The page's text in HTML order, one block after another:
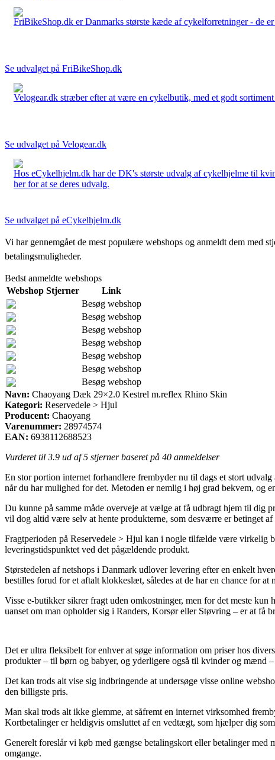
FriBikeShop.dk er Danmarks største kæde af cykelforretninger - de
Se udvalget på FriBikeShop.dk
Velogear.dk stræber efter at være en cykelbutik, med et godt
Se udvalget på Velogear.dk
Hos eCykelhjelm.dk har de DK's største udvalg af cykelhjelme til
her for at se deres udvalg.
Se udvalget på eCykelhjelm.dk
Vi har gennemgået de mest populære webshops og anmeldt dem med
betalingsmuligheder.
Bedst anmeldte webshops
Webshop Stjerner
Link
Besøg webshop
Besøg webshop
Besøg webshop
Besøg webshop
Besøg webshop
Besøg webshop
Besøg webshop
Navn: Chaoyang Dæk 29×2.0 Kestrel m.reflex Rhino Skin
Kategori: Reservedele > Hjul
Producent: Chaoyang
Varenummer: 28974574
EAN: 6938112688523
Vurderet til 3.9 ud af 5 stjerner baseret på 40 anmeldelser
En stor portion internet forhandlere frembyder nu til dags et stort
når du har mulighed for det. Metoden er nemlig i høj grad bekvem, og
Du kunne på samme måde overveje at vælge at få udbragt hjem til dig
vil dog altid være selv at hente produkterne, som desværre er betinget
Fragtperioden på Reservedele > Hjul kan i nogle tilfælde være virkelig
leveringstidspunktet ved det pågældende produkt.
Størstedelen af netshops i Danmark udlover levering efter en enkelt
bestilles forud for et aftalt klokkeslæt, således at de har en chance for at
Visse e-butikker sikrer fragt uden omkostninger, men for det meste
uanset om man opholder sig i Randers, Korsør eller Støvring – er at få
Det er ultra fleksibelt for enhver at søge information om priser hos
produkter – til børn og babyer, og yderligere også til kvinder og mænd
Det kan trods alt vise sig indbringende at undersøge visse online
den billigste pris.
Man skal trods alt ikke glemme, at såfremt en internet virksomhed
Kortbetalinger er heldigvis omsluttet af en vedtægt, som hjælper dig
Generelt foreslår vi køb med gængse betalingskort eller betalinger
omgange.